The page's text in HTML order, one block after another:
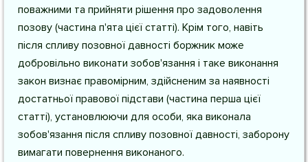
поважними та прийняти рішення про задоволення
позову (частина п'ята цієї статті). Крім того, навіть
після спливу позовної давності боржник може
добровільно виконати зобов'язання і таке виконання
закон визнає правомірним, здійсненим за наявності
достатньої правової підстави (частина перша цієї
статті), установлюючи для особи, яка виконала
зобов'язання після спливу позовної давності, заборону
вимагати повернення виконаного.